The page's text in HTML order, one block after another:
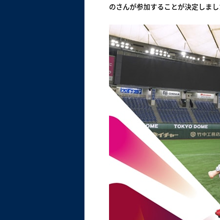
のさんが参加することが決定しまし